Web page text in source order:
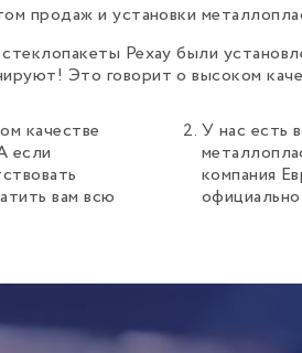
продаж и установки
Рехау были
Это говорит о высоком
качестве
если
вам всю
У нас есть
компания
официально